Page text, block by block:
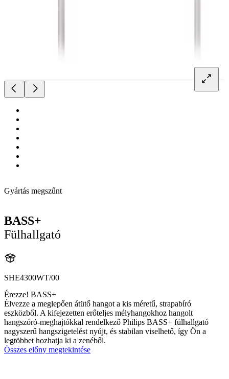
Gyártás megszűnt
BASS+
Fülhallgató
SHE4300WT/00
Érezze! BASS+
Élvezze a meglepően átütő hangot a kis méretű, strapabíró
eszközből. A kifejezetten erőteljes mélyhangokhoz hangolt
hangszóró-meghajtókkal rendelkező Philips BASS+ fülhallgató
nagyszerű hangszigetelést nyújt, és stabilan viselhető, így Ön a
legtöbbet hozhatja ki a zenéből.
Összes előny megtekintése